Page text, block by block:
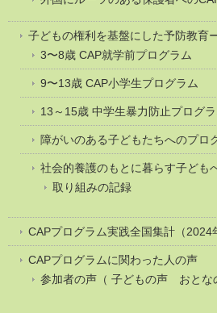
子どもの権利を基盤にした予防教育
3〜8歳 CAP就学前プログラム
9〜13歳 CAP小学生プログラム
13～15歳 中学生暴力防止プログラ
障がいのある子どもたちへのプロ
社会的養護のもとに暮らす子ども
取り組みの記録
CAPプログラム実践全国集計（2024
CAPプログラムに関わった人の声
参加者の声（ 子どもの声 おとな